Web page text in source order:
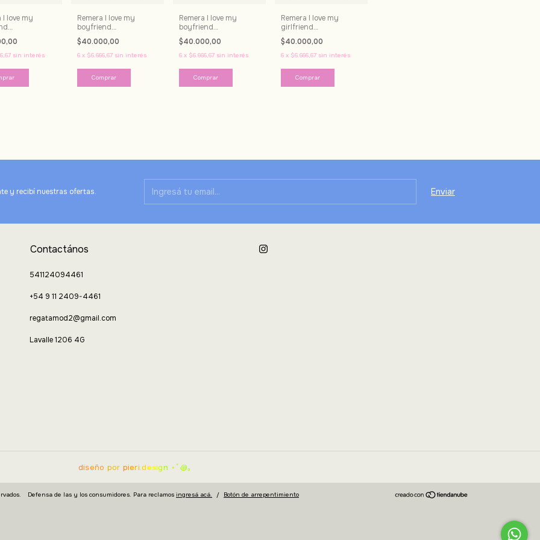
I love my
sin interés
Remera I love my
boyfriend
personalizada
$40.000,00
6 x $6.666,67 sin interés
Comprar
Remera I love my
boyfriend
personalizada
$40.000,00
6 x $6.666,67 sin interés
Comprar
Remera I love my
girlfriend
personalizada
$40.000,00
6 x $6.666,67 sin interés
Comprar
y recibí nuestras ofertas.
Contactános
541124094461
+54 9 11 2409-4461
regatamod2@gmail.com
Lavalle 1206 4G
diseño por pieri.design ⋆˚꩜｡
Defensa de las y los consumidores. Para reclamos ingresá acá. / Botón de arrepentimiento